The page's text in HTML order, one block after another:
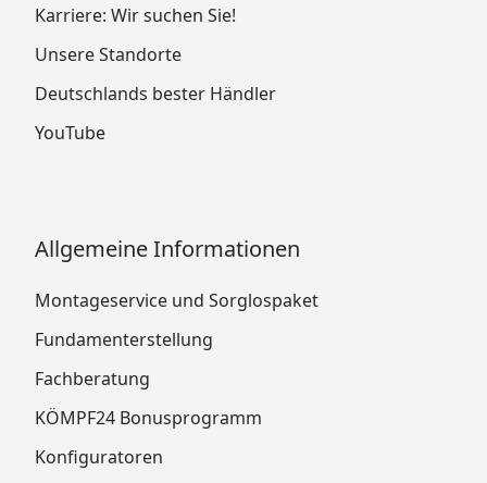
Karriere: Wir suchen Sie!
Unsere Standorte
Deutschlands bester Händler
YouTube
Allgemeine Informationen
Montageservice und Sorglospaket
Fundamenterstellung
Fachberatung
KÖMPF24 Bonusprogramm
Konfiguratoren